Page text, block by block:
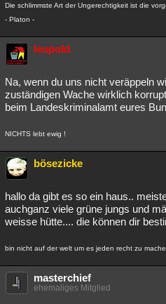
Die schlimmste Art der Ungerechtigkeit ist die
- Platon -
leopold
Na, wenn du uns nicht veräppeln
zuständigen Wache wirklich
beim Landeskriminalamt eures
NICHTS lebt ewig !
bösezicke
hallo da gibt es so ein haus..
auchganz viele grüne jungs und
weisse hütte.... die können dir
bin nicht auf der welt um es jeden recht zu
masterchief
ehemaliges Mitglied